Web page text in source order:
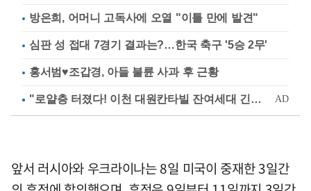
방은희, 어머니 고독사에 오열 "이틀 만에 발견"
심판 성 접대 7경기 결과는?…한국 축구 '5승 2무'
홍서범♥조갑경, 아들 불륜 사과 후 근황
앞서 러시아와 우크라이나는 8일 미국이 중재한 3일간